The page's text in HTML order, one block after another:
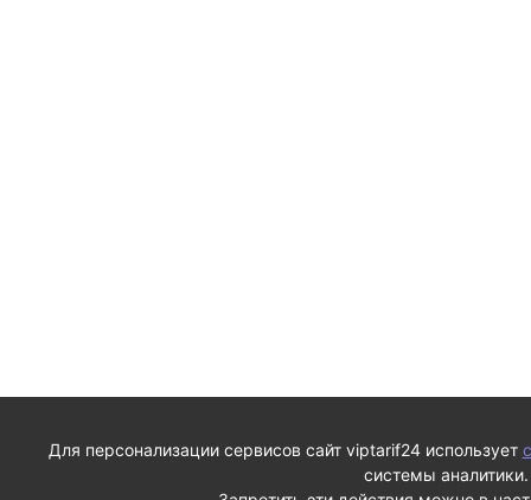
Для персонализации сервисов сайт viptarif24 использует
системы аналитики.